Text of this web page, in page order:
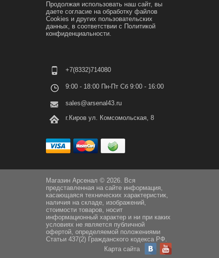
Продолжая использовать наш сайт, вы
даете согласие на обработку файлов
Cookies и других пользовательских
данных, в соответствии с Политикой
конфиденциальности.
+7(8332)714080
9:00 - 18:00 Пн-Пт Сб 9:00 - 16:00
sales@arsenal43.ru
г.Киров ул. Комсомольская, 8
Магазин Арсенал © 2026. Вся
представленная на сайте информация,
касающаяся технических характеристик,
наличия на складе, изображений,
стоимости товаров, носит
информационный характер и ни при каких
условиях не является публичной
офертой, определяемой положениями
Статьи 437(2) Гражданского кодекса РФ.
Карта сайта